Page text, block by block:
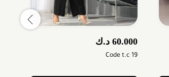
60.000 د.ك
Code t.c 19